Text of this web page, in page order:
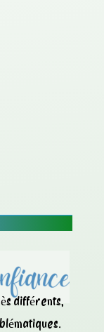
différents,